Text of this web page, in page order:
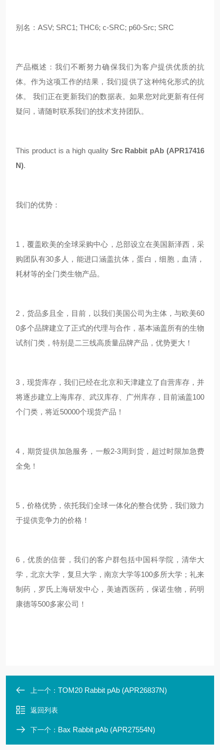
别名：ASV; SRC1; THC6; c-SRC; p60-Src; SRC
产品概述：我们不断努力确保我们为客户提供优质的抗
体。作为这项工作的结果，我们提供了这种纯化形式的抗
体。 我们正在更新我们的数据表。如果您对此更新有任何
疑问，请随时联系我们的技术支持团队。
This product is a high quality Src Rabbit pAb (APR17416
N).
我们的优势：
1，覆盖欧美的全球采购中心，总部设立在美国新泽西，采
购团队有30多人，能进口涵盖抗体，蛋白，细胞，血清，
耗材等的全门类生物产品。
2，货品多且全，目前，以我们美国公司为主体，与欧美60
0多个品牌建立了正式的代理与合作，基本涵盖所有的生物
试剂门类，特别是二三线高质量品牌产品，优势更大！
3，现货库存，我们已经在北京和天津建立了自营库存，并
将逐步建立上海库存、武汉库存、广州库存，目前涵盖100
个门类，将近50000个现货产品！
4，期货提供加急服务，一般2-3周到货，超过时限加急费
全免！
5，价格优势，依托我们全球一体化的整合优势，我们致力
于提供竞争力的价格！
6，优质的信誉，我们的客户群包括中国科学院，清华大
学，北京大学，复旦大学，南京大学等100多所大学；礼来
制药，罗氏上海研发中心，美迪西医药，保诺生物，药明
康德等500多家公司！
上一个： TOM20 Rabbit pAb (APR26837N)
返回列表
下一个： Bax Rabbit pAb (APR27554N)